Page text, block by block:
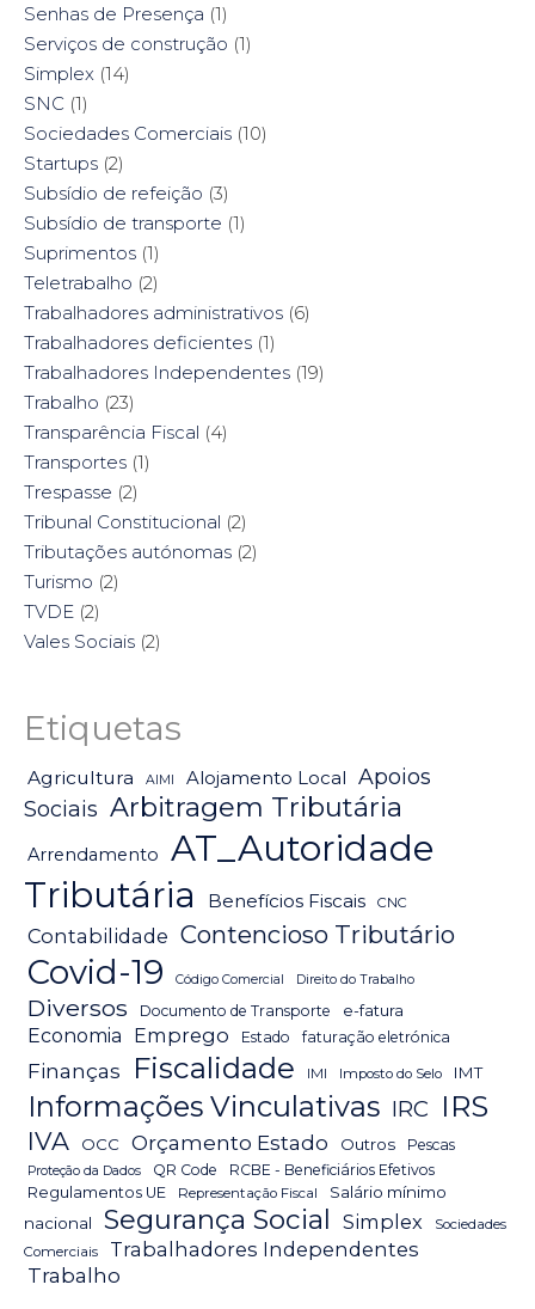
Senhas de Presença (1)
Serviços de construção (1)
Simplex (14)
SNC (1)
Sociedades Comerciais (10)
Startups (2)
Subsídio de refeição (3)
Subsídio de transporte (1)
Suprimentos (1)
Teletrabalho (2)
Trabalhadores administrativos (6)
Trabalhadores deficientes (1)
Trabalhadores Independentes (19)
Trabalho (23)
Transparência Fiscal (4)
Transportes (1)
Trespasse (2)
Tribunal Constitucional (2)
Tributações autónomas (2)
Turismo (2)
TVDE (2)
Vales Sociais (2)
Etiquetas
Agricultura AIMI Alojamento Local
Apoios
Sociais Arbitragem Tributária
Arrendamento
AT_Autoridade
Tributária
Benefícios Fiscais CNC
Contabilidade Contencioso Tributário
Covid-19 Código Comercial Direito do Trabalho
Diversos Documento de Transporte e-fatura
Economia Emprego Estado faturação eletrónica
Finanças Fiscalidade IMI Imposto do Selo IMT
Informações Vinculativas IRC IRS
IVA OCC Orçamento Estado Outros Pescas
Proteção da Dados QR Code
RCBE - Beneficiários Efetivos
Regulamentos UE
Representação Fiscal
Salário mínimo
nacional
Segurança Social Simplex
Sociedades
Comerciais
Trabalhadores Independentes
Trabalho